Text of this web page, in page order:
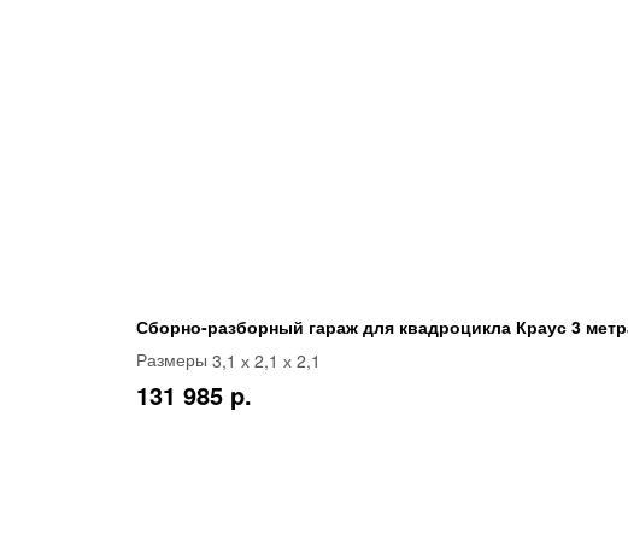
Сборно-разборный гараж для квадроцикла Краус 3
Размеры 3,1 х 2,1 х 2,1
131 985 p.